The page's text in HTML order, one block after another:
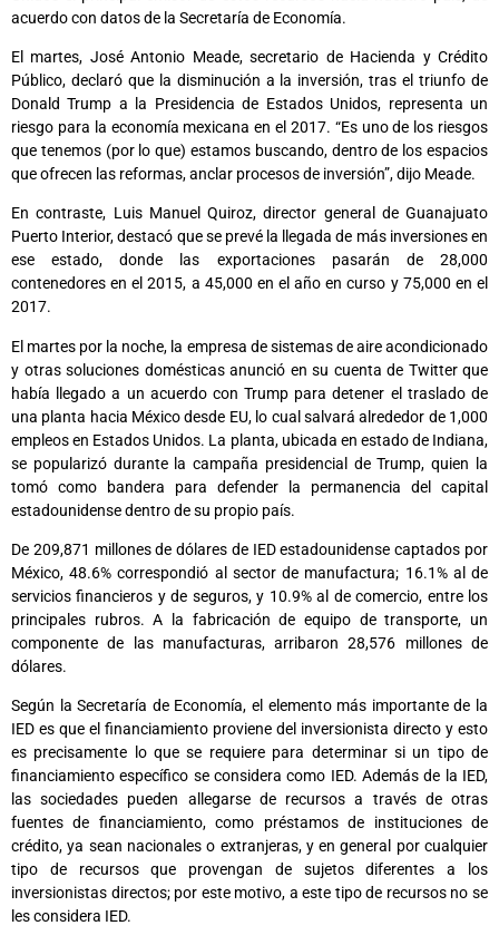
acuerdo con datos de la Secretaría de Economía.
El martes, José Antonio Meade, secretario de Hacienda y Crédito
Público, declaró que la disminución a la inversión, tras el triunfo de
Donald Trump a la Presidencia de Estados Unidos, representa un
riesgo para la economía mexicana en el 2017. “Es uno de los riesgos
que tenemos (por lo que) estamos buscando, dentro de los espacios
que ofrecen las reformas, anclar procesos de inversión”, dijo Meade.
En contraste, Luis Manuel Quiroz, director general de Guanajuato
Puerto Interior, destacó que se prevé la llegada de más inversiones en
ese estado, donde las exportaciones pasarán de 28,000
contenedores en el 2015, a 45,000 en el año en curso y 75,000 en el
2017.
El martes por la noche, la empresa de sistemas de aire acondicionado
y otras soluciones domésticas anunció en su cuenta de Twitter que
había llegado a un acuerdo con Trump para detener el traslado de
una planta hacia México desde EU, lo cual salvará alrededor de 1,000
empleos en Estados Unidos. La planta, ubicada en estado de Indiana,
se popularizó durante la campaña presidencial de Trump, quien la
tomó como bandera para defender la permanencia del capital
estadounidense dentro de su propio país.
De 209,871 millones de dólares de IED estadounidense captados por
México, 48.6% correspondió al sector de manufactura; 16.1% al de
servicios financieros y de seguros, y 10.9% al de comercio, entre los
principales rubros. A la fabricación de equipo de transporte, un
componente de las manufacturas, arribaron 28,576 millones de
dólares.
Según la Secretaría de Economía, el elemento más importante de la
IED es que el financiamiento proviene del inversionista directo y esto
es precisamente lo que se requiere para determinar si un tipo de
financiamiento específico se considera como IED. Además de la IED,
las sociedades pueden allegarse de recursos a través de otras
fuentes de financiamiento, como préstamos de instituciones de
crédito, ya sean nacionales o extranjeras, y en general por cualquier
tipo de recursos que provengan de sujetos diferentes a los
inversionistas directos; por este motivo, a este tipo de recursos no se
les considera IED.